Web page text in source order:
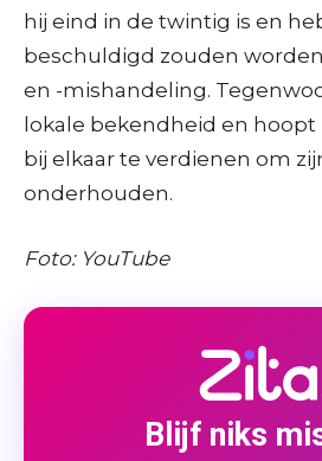
hij eind in de twintig is en
beschuldigd zouden
en -mishandeling.
lokale bekendheid en hoopt
bij elkaar te verdienen om
onderhouden.
Foto: YouTube
Blijf niks